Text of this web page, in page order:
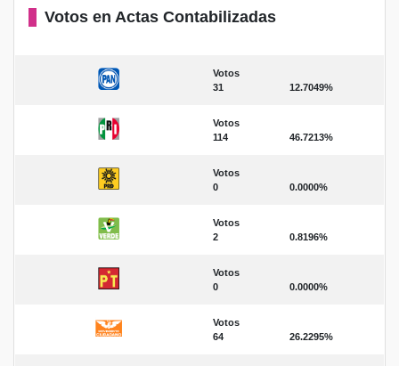
Votos en Actas Contabilizadas
Votos
31
12.7049%
Votos
114
46.7213%
Votos
0
0.0000%
Votos
2
0.8196%
Votos
0
0.0000%
Votos
64
26.2295%